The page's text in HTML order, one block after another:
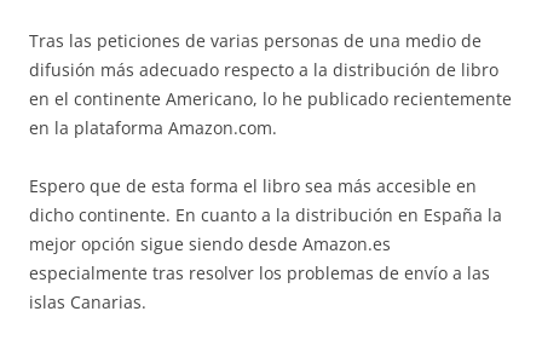
Tras las peticiones de varias personas de una medio de
difusión más adecuado respecto a la distribución de libro
en el continente Americano, lo he publicado recientemente
en la plataforma Amazon.com.
Espero que de esta forma el libro sea más accesible en
dicho continente. En cuanto a la distribución en España la
mejor opción sigue siendo desde Amazon.es
especialmente tras resolver los problemas de envío a las
islas Canarias.